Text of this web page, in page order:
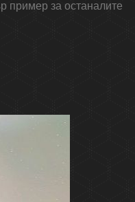
пример за останалите